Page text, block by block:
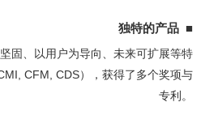
独特的产品 ■
固、以用户为导向、未来可扩展等特
CFM, CDS），获得了多个奖项与
专利。